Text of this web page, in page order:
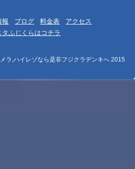
報 ブログ 料金表
アクセス
タふじくらはコチラ
ラ,ハイレゾなら是非フジクラデンキへ 2015